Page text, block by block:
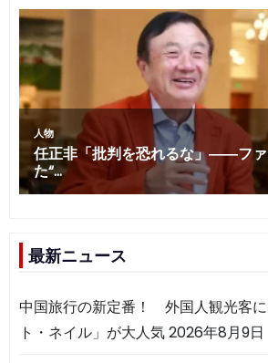
最新ニュース
中国旅行の新定番！ 外国人観光客
ト・ネイル」が大人気2026年8月9日